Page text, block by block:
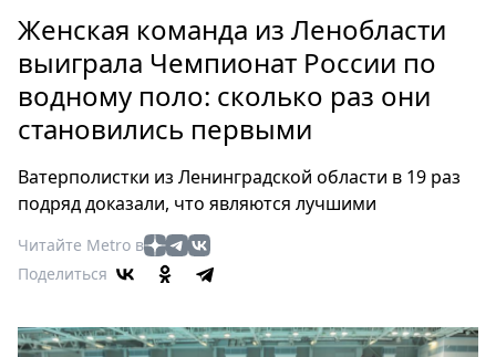
Россия
Мир
Здоровье
Еда
Мода
Театр
Кино
Афиша
Выставки
Женская команда из Ленобласти
выиграла Чемпионат России по
водному поло: сколько раз они
становились первыми
Ватерполистки из Ленинградской области в 19 раз
подряд доказали, что являются лучшими
Читайте Metro в
Поделиться